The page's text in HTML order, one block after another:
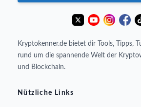
Kryptokenner.de bietet dir Tools, Tipps,
rund um die spannende Welt der
und Blockchain.
Nützliche Links